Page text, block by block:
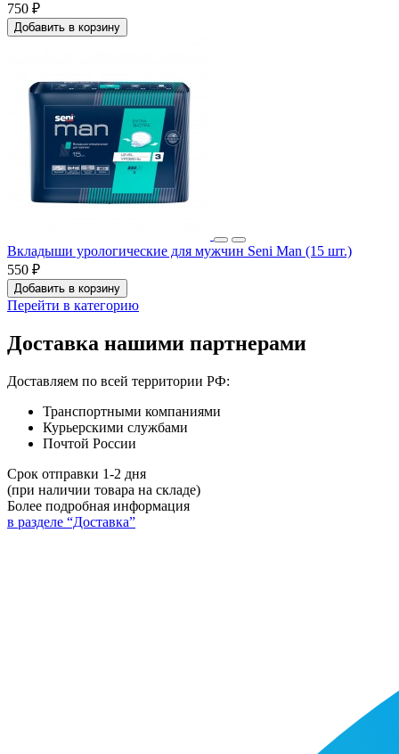
750 ₽
Добавить в корзину
Вкладыши урологические для мужчин Seni Man (15 шт.)
550 ₽
Добавить в корзину
Перейти в категорию
Доставка нашими партнерами
Доставляем по всей территории РФ:
Транспортными компаниями
Курьерскими службами
Почтой России
Срок отправки 1-2 дня
(при наличии товара на складе)
Более подробная информация
в разделе “Доставка”